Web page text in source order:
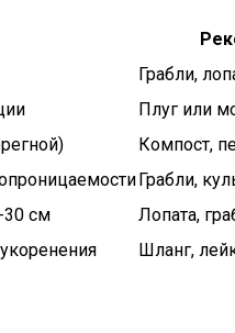
Грабли,
Плуг или
Компост,
Грабли,
30 см
Лопата,
Шланг,